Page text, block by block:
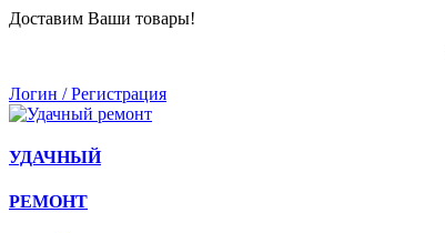
Доставим Ваши товары!
Логин / Регистрация
УДАЧНЫЙ
РЕМОНТ